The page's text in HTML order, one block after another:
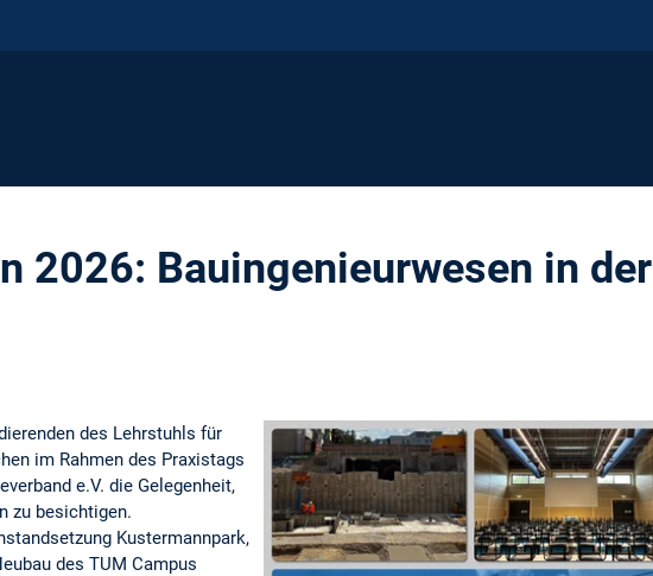
2026: Bauingenieurwesen in der
des Lehrstuhls für
im Rahmen des Praxistags
e.V. die Gelegenheit,
zu besichtigen.
Kustermannpark,
des TUM Campus